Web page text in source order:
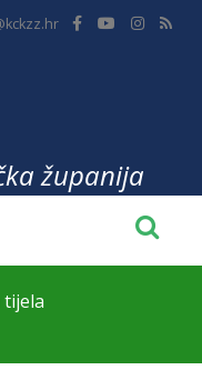
županija
tijela